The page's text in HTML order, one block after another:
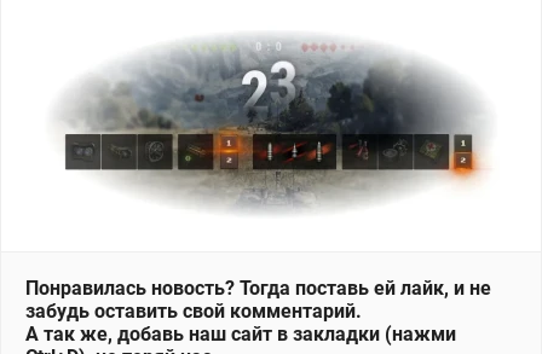
Понравилась новость? Тогда поставь ей лайк, и не
забудь оставить свой комментарий.
А так же, добавь наш сайт в закладки (нажми